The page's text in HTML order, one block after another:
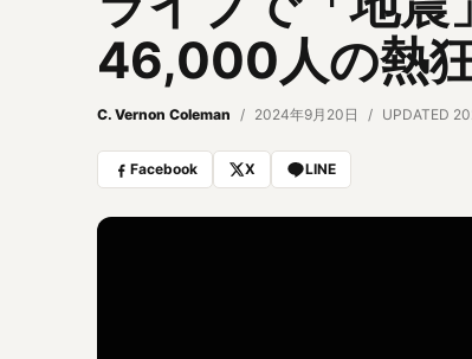
46,000人の熱
C. Vernon Coleman 2024年9月20日 UPDATED
Facebook X LINE